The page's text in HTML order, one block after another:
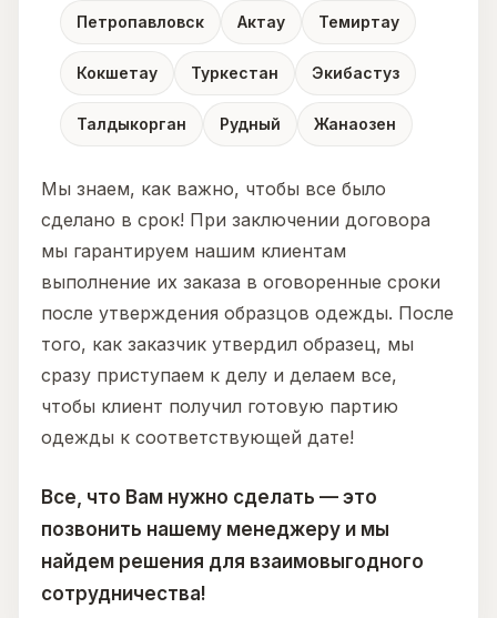
Петропавловск Актау Темиртау
Кокшетау Туркестан Экибастуз
Талдыкорган Рудный Жанаозен
Мы знаем, как важно, чтобы все было
сделано в срок! При заключении договора
мы гарантируем нашим клиентам
выполнение их заказа в оговоренные сроки
после утверждения образцов одежды. После
того, как заказчик утвердил образец, мы
сразу приступаем к делу и делаем все,
чтобы клиент получил готовую партию
одежды к соответствующей дате!
Все, что Вам нужно сделать — это
позвонить нашему менеджеру и мы
найдем решения для взаимовыгодного
сотрудничества!